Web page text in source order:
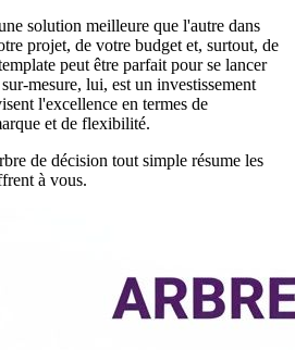
solution meilleure que l'autre dans
projet, de votre budget et, surtout, de
peut être parfait pour se lancer
mesure, lui, est un investissement
l'excellence en termes de
et de flexibilité.
de décision tout simple résume les
à vous.